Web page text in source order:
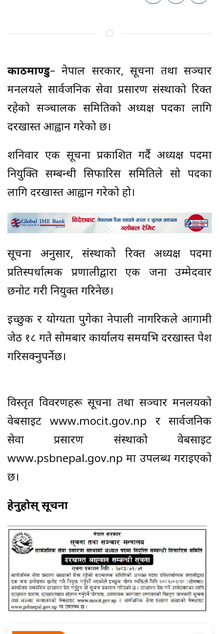
काठमाण्डु– नेपाल सरकार, सूचना तथा सञ्चार
मन्त्रालयले सार्वजनिक सेवा प्रसारण संस्थाको रिक्त
रहेको सञ्चालक समितिको अध्यक्ष पदका लागि
दरखास्त आह्वान गरेको छ।
शनिवार एक सूचना प्रकाशित गर्दै अध्यक्ष पदमा
नियुक्ति सम्बन्धी सिफारिस समितिले सो पदका
लागि दरखास्त आह्वान गरेको हो।
सूचना अनुसार, संस्थाको रिक्त अध्यक्ष पदमा
प्रतिस्पर्धात्मक प्रणालीद्वारा एक जना उम्मेदवार
छनोट गरी नियुक्त गरिनेछ।
इच्छुक र योग्यता पुगेका नेपाली नागरिकले आगामी
जेठ १८ गते सोमबार कार्यालय समयभित्र दरखास्त पेश
गरिसक्नुपर्नेछ।
विस्तृत विवरणहरू सूचना तथा सञ्चार मन्त्रालयको
वेबसाइट www.mocit.gov.np र सार्वजनिक
सेवा प्रसारण संस्थाको वेबसाइट
www.psbnepal.gov.np मा उपलब्ध गराइएको
छ।
हेर्नुहोस् सूचना